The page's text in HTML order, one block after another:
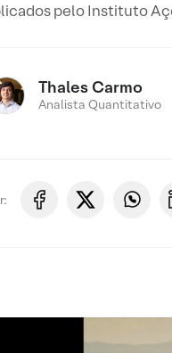
pelo Instituto
Thales Carmo
Analista Quantitativo